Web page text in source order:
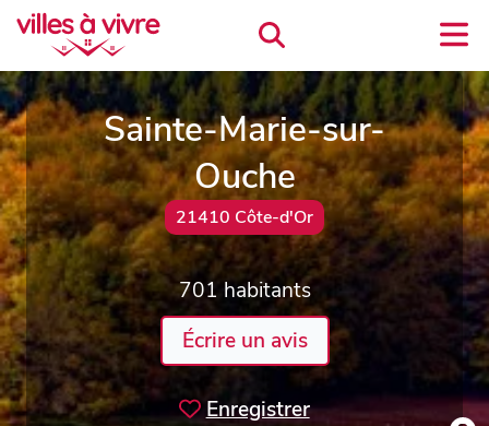
Sainte-Marie-sur-
Ouche
21410 Côte-d'Or
701 habitants
Écrire un avis
Enregistrer